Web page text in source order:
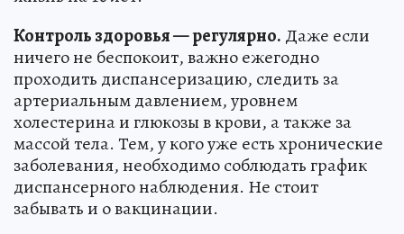
Контроль здоровья — регулярно. Даже если
ничего не беспокоит, важно ежегодно
проходить диспансеризацию, следить за
артериальным давлением, уровнем
холестерина и глюкозы в крови, а также за
массой тела. Тем, у кого уже есть хронические
заболевания, необходимо соблюдать график
диспансерного наблюдения. Не стоит
забывать и о вакцинации.